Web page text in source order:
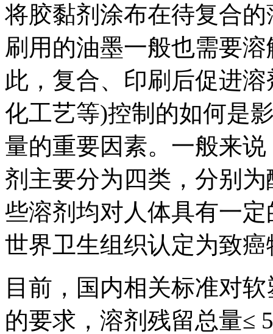
将胶黏剂涂布在待复合
刷用的油墨一般也需要
此，复合、印刷后促进
化工艺等)控制的如何是
量的重要因素。一般来
剂主要分为四类，分别
些溶剂均对人体具有一
世界卫生组织认定为致癌
目前，国内相关标准对
的要求，溶剂残留总量≤